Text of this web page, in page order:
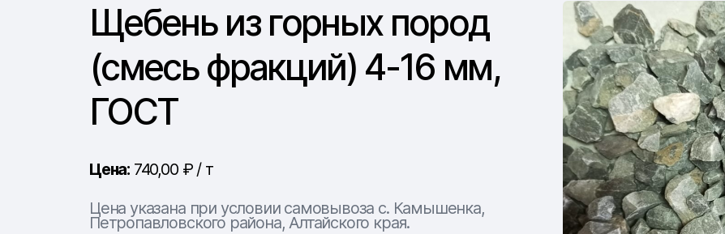
Щебень из горных пород
(смесь фракций) 4-16 мм,
ГОСТ
Цена: 740,00 ₽ / т
Цена указана при условии самовывоза с. Камышенка,
Петропавловского района, Алтайского края.